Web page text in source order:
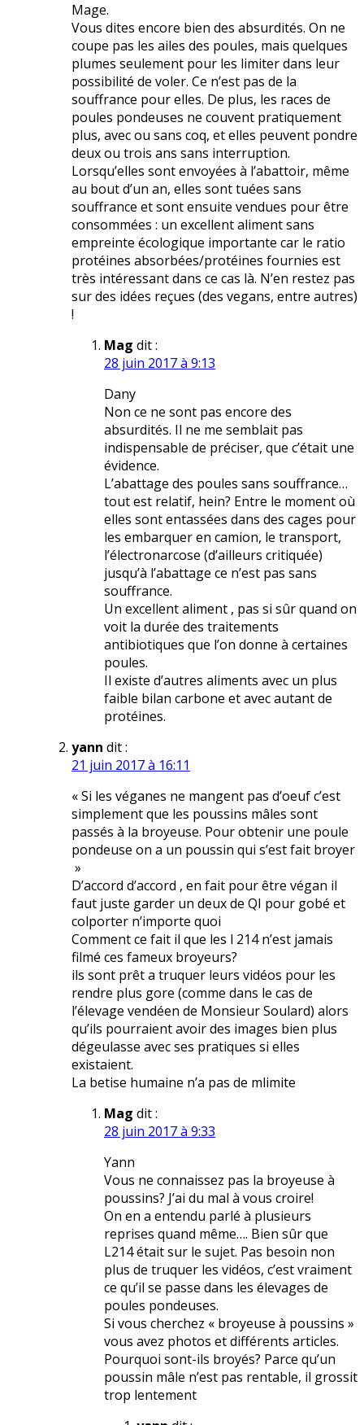
Mage.
Vous dites encore bien des absurdités. On ne
coupe pas les ailes des poules, mais quelques
plumes seulement pour les limiter dans leur
possibilité de voler. Ce n’est pas de la
souffrance pour elles. De plus, les races de
poules pondeuses ne couvent pratiquement
plus, avec ou sans coq, et elles peuvent pondre
deux ou trois ans sans interruption.
Lorsqu’elles sont envoyées à l’abattoir, même
au bout d’un an, elles sont tuées sans
souffrance et sont ensuite vendues pour être
consommées : un excellent aliment sans
empreinte écologique importante car le ratio
protéines absorbées/protéines fournies est
très intéressant dans ce cas là. N’en restez pas
sur des idées reçues (des vegans, entre autres)
!
Mag dit :
28 juin 2017 à 9:13
Dany
Non ce ne sont pas encore des
absurdités. Il ne me semblait pas
indispensable de préciser, que c’était une
évidence.
L’abattage des poules sans souffrance…
tout est relatif, hein? Entre le moment où
elles sont entassées dans des cages pour
les embarquer en camion, le transport,
l’électronarcose (d’ailleurs critiquée)
jusqu’à l’abattage ce n’est pas sans
souffrance.
Un excellent aliment , pas si sûr quand on
voit la durée des traitements
antibiotiques que l’on donne à certaines
poules.
Il existe d’autres aliments avec un plus
faible bilan carbone et avec autant de
protéines.
yann dit :
21 juin 2017 à 16:11
« Si les véganes ne mangent pas d’oeuf c’est
simplement que les poussins mâles sont
passés à la broyeuse. Pour obtenir une poule
pondeuse on a un poussin qui s’est fait broyer
»
D’accord d’accord , en fait pour être végan il
faut juste garder un deux de QI pour gobé et
colporter n’importe quoi
Comment ce fait il que les l 214 n’est jamais
filmé ces fameux broyeurs?
ils sont prêt a truquer leurs vidéos pour les
rendre plus gore (comme dans le cas de
l’élevage vendéen de Monsieur Soulard) alors
qu’ils pourraient avoir des images bien plus
dégeulasse avec ses pratiques si elles
existaient.
La betise humaine n’a pas de mlimite
Mag dit :
28 juin 2017 à 9:33
Yann
Vous ne connaissez pas la broyeuse à
poussins? J’ai du mal à vous croire!
On en a entendu parlé à plusieurs
reprises quand même…. Bien sûr que
L214 était sur le sujet. Pas besoin non
plus de truquer les vidéos, c’est vraiment
ce qu’il se passe dans les élevages de
poules pondeuses.
Si vous cherchez « broyeuse à poussins »
vous avez photos et différents articles.
Pourquoi sont-ils broyés? Parce qu’un
poussin mâle n’est pas rentable, il grossit
trop lentement